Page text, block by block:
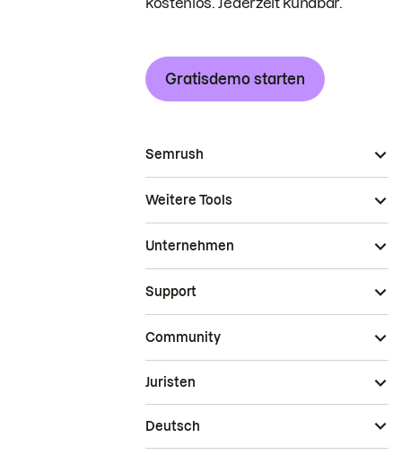
Gratisdemo starten
Semrush
Weitere Tools
Unternehmen
Support
Community
Juristen
Deutsch